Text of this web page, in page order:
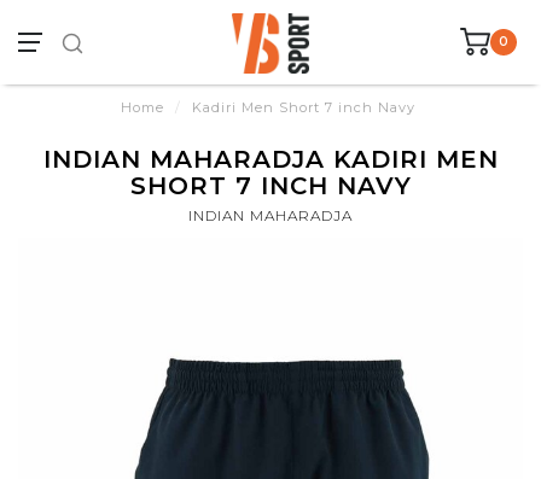
0
Home / Kadiri Men Short 7 inch Navy
INDIAN MAHARADJA KADIRI MEN
SHORT 7 INCH NAVY
INDIAN MAHARADJA